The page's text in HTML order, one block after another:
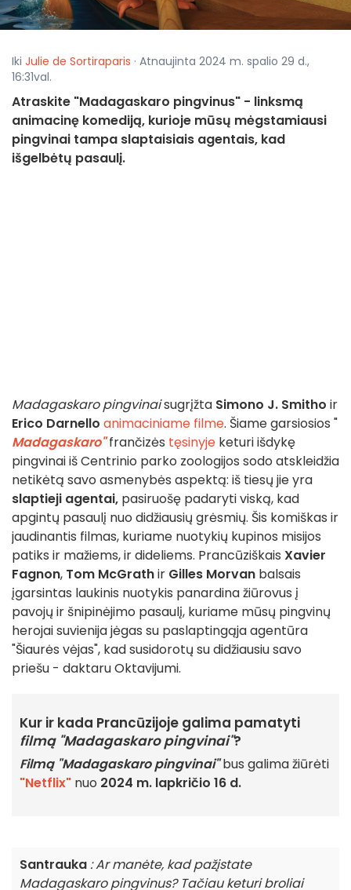
Iki Julie de Sortiraparis · Atnaujinta 2024 m. spalio 29 d.,
16:31val.
Atraskite "Madagaskaro pingvinus" - linksmą
animacinę komediją, kurioje mūsų mėgstamiausi
pingvinai tampa slaptaisiais agentais, kad
išgelbėtų pasaulį.
Madagaskaro pingvinaisugrįžta Simono J. Smitho ir
Erico Darnello animaciniame filme. Šiame garsiosios "
Madagaskaro"frančizės tęsinyje keturi išdykę
pingvinai iš Centrinio parko zoologijos sodo atskleidžia
netikėtą savo asmenybės aspektą: iš tiesų jie yra
slaptieji agentai, pasiruošę padaryti viską, kad
apgintų pasaulį nuo didžiausių grėsmių. Šis komiškas ir
jaudinantis filmas, kuriame nuotykių kupinos misijos
patiks ir mažiems, ir dideliems. Prancūziškais Xavier
Fagnon, Tom McGrathir Gilles Morvan balsais
įgarsintas laukinis nuotykis panardina žiūrovus į
pavojų ir šnipinėjimo pasaulį, kuriame mūsų pingvinų
herojai suvienija jėgas su paslaptingąja agentūra
"Šiaurės vėjas", kad susidorotų su didžiausiu savo
priešu - daktaru Oktavijumi.
Kur ir kada Prancūzijoje galima pamatyti
filmą "Madagaskaro pingvinai"?
Filmą "Madagaskaro pingvinai"bus galima žiūrėti
"Netflix" nuo 2024 m. lapkričio 16 d.
Santrauka : Ar manėte, kad pažįstate
Madagaskaro pingvinus? Tačiau keturi broliai